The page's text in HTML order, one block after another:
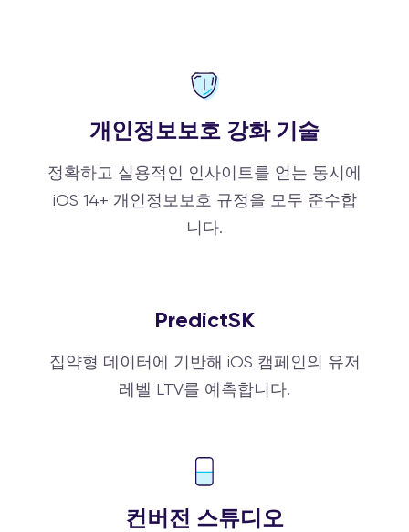
개인정보보호 강화 기술
정확하고 실용적인 인사이트를 얻는 동시에
iOS 14+ 개인정보보호 규정을 모두 준수합
니다.
PredictSK
집약형 데이터에 기반해 iOS 캠페인의 유저
레벨 LTV를 예측합니다.
컨버전 스튜디오